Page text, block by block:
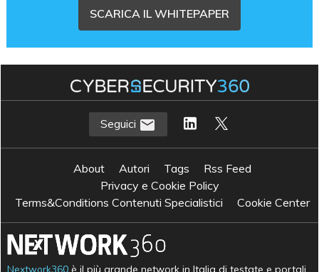
SCARICA IL WHITEPAPER
Seguici
About Autori Tags
Rss Feed
Privacy e Cookie Policy
Terms&Conditions Contenuti Specialistici
Cookie Center
Nextwork360 è il più grande network in Italia di testate e portali